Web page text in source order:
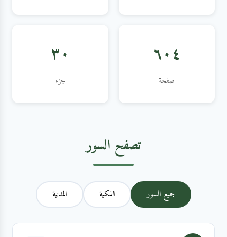
٦٠٤
صفحة
٣٠
جزء
تصفح السور
جميع السور المكية المدنية